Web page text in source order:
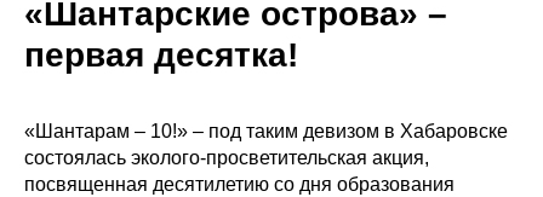
«Шантарские острова» –
первая десятка!
«Шантарам – 10!» – под таким девизом в Хабаровске
состоялась эколого-просветительская акция,
посвященная десятилетию со дня образования